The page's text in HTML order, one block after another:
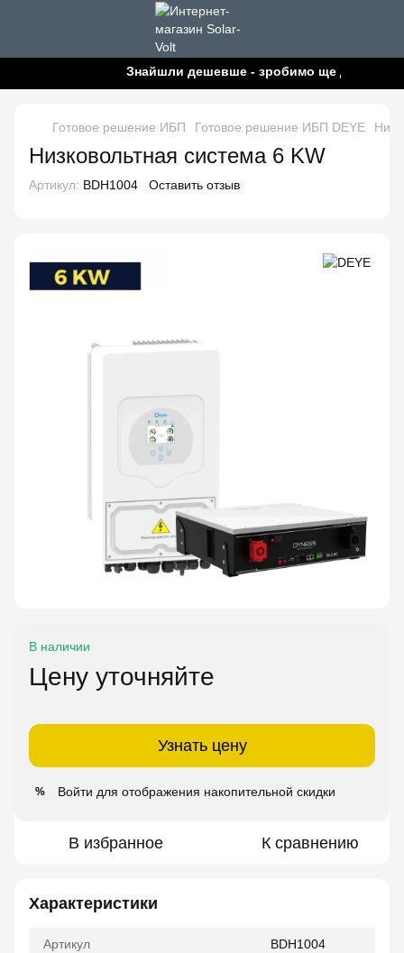
Знайшли дешевше - зробимо ще дешевше!
Готовое решение ИБП Готовое решение ИБП DEYE
Низковольтная система 6 KW
Артикул: BDH1004 Оставить отзыв
В наличии
Цену уточняйте
Узнать цену
% Войти для отображения накопительной скидки
В избранное К сравнению
Характеристики
Артикул BDH1004